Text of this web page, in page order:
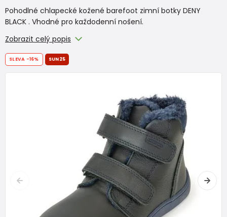
Pohodlné chlapecké kožené barefoot zimní botky DENY
BLACK . Vhodné pro každodenní nošení.
Zobrazit celý popis
SLEVA -16% SUN25